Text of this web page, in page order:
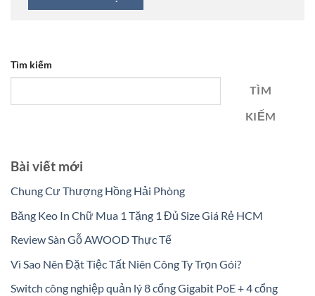
Tìm kiếm
TÌM
KIẾM
Bài viết mới
Chung Cư Thượng Hồng Hải Phòng
Băng Keo In Chữ Mua 1 Tặng 1 Đủ Size Giá Rẻ HCM
Review Sàn Gỗ AWOOD Thực Tế
Vì Sao Nên Đặt Tiệc Tất Niên Công Ty Trọn Gói?
Switch công nghiệp quản lý 8 cổng Gigabit PoE + 4 cổng